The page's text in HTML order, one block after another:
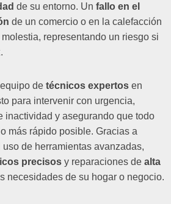
de su entorno. Un fallo en el
de un comercio o en la calefacción
representando un riesgo si
de técnicos expertos en
para intervenir con urgencia,
inactividad y asegurando que todo
más rápido posible. Gracias a
de herramientas avanzadas,
precisos y reparaciones de alta
necesidades de su hogar o negocio.